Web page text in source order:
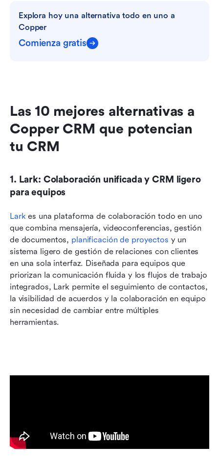
Explora hoy una alternativa todo en uno a
Copper
Comienza gratis
Las 10 mejores alternativas a
Copper CRM que potencian
tu CRM
1. Lark: Colaboración unificada y CRM ligero
para equipos
Lark es una plataforma de colaboración todo en uno
que combina mensajería, videoconferencias, gestión
de documentos, planificación de proyectos y un
sistema ligero de gestión de relaciones con clientes
en una sola interfaz. Diseñada para equipos que
priorizan la comunicación fluida y los flujos de trabajo
integrados, Lark permite el seguimiento de contactos,
la visibilidad de acuerdos y la colaboración en equipo
sin necesidad de cambiar entre múltiples
herramientas.